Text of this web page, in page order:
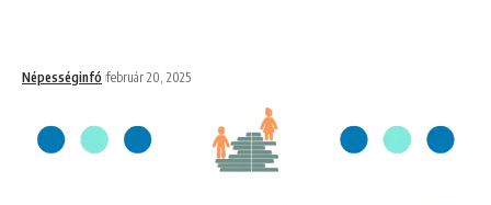
Népességinfó február 20, 2025